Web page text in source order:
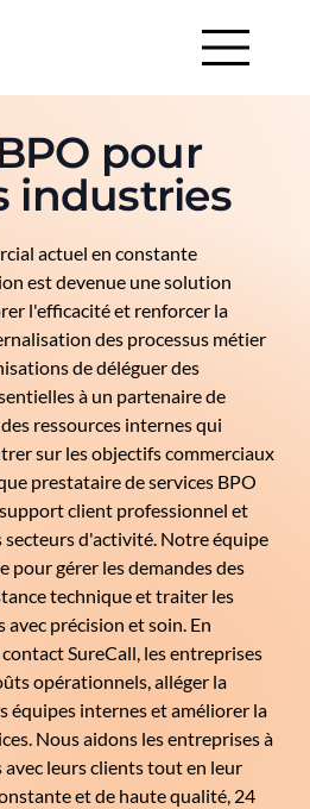
pour
industries
actuel en constante
est devenue une solution
l'efficacité et renforcer la
des processus métier
de déléguer des
à un partenaire de
ressources internes qui
sur les objectifs commerciaux
prestataire de services BPO
client professionnel et
secteurs d'activité. Notre équipe
pour gérer les demandes des
technique et traiter les
précision et soin. En
SureCall, les entreprises
opérationnels, alléger la
équipes internes et améliorer la
Nous aidons les entreprises à
leurs clients tout en leur
et de haute qualité, 24